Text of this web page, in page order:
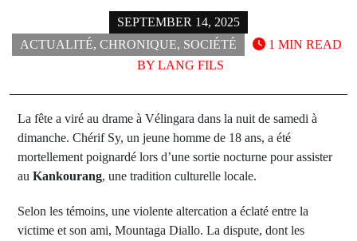
SEPTEMBER 14, 2025
ACTUALITÉ, CHRONIQUE, SOCIÉTÉ
BY LANG FILS
1 MIN READ
La fête a viré au drame à Vélingara dans la nuit de samedi à
dimanche. Chérif Sy, un jeune homme de 18 ans, a été
mortellement poignardé lors d’une sortie nocturne pour assister
au Kankourang, une tradition culturelle locale.
Selon les témoins, une violente altercation a éclaté entre la
victime et son ami, Mountaga Diallo. La dispute, dont les